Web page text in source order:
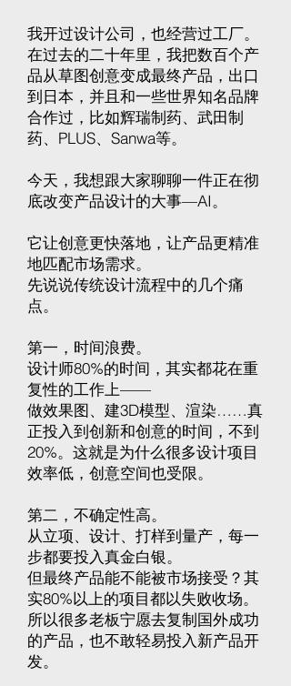
我开过设计公司，也经营过工厂。
在过去的二十年里，我把数百个产
品从草图创意变成最终产品，出口
到日本，并且和一些世界知名品牌
合作过，比如辉瑞制药、武田制
药、PLUS、Sanwa等。
今天，我想跟大家聊聊一件正在彻
底改变产品设计的大事—AI。
它让创意更快落地，让产品更精准
地匹配市场需求。
先说说传统设计流程中的几个痛
点。
第一，时间浪费。
设计师80%的时间，其实都花在重
复性的工作上——
做效果图、建3D模型、渲染……真
正投入到创新和创意的时间，不到
20%。这就是为什么很多设计项目
效率低，创意空间也受限。
第二，不确定性高。
从立项、设计、打样到量产，每一
步都要投入真金白银。
但最终产品能不能被市场接受？其
实80%以上的项目都以失败收场。
所以很多老板宁愿去复制国外成功
的产品，也不敢轻易投入新产品开
发。